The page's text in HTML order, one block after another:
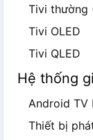
Tivi thường
Tivi OLED
Tivi QLED
Hệ thống
Android TV
Thiết bị